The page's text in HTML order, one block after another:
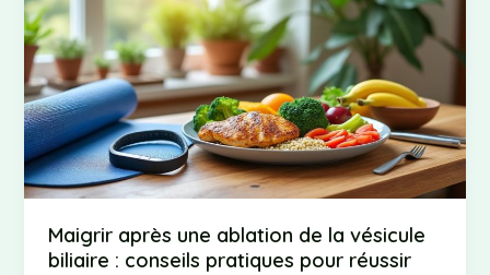
Maigrir après une ablation de la vésicule
biliaire : conseils pratiques pour réussir